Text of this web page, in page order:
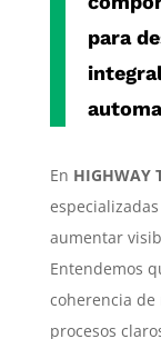
para
En HIGHWAY
aumentar
Entendemos
coherencia
procesos